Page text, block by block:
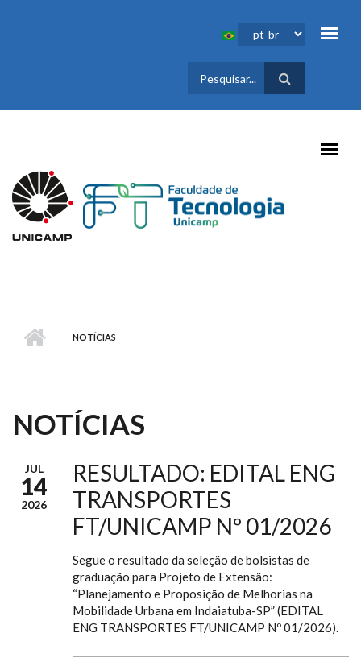
FORMULÁRIO
DE BUSCA
NOTÍCIAS
NOTÍCIAS
JUL
14
2026
RESULTADO: EDITAL ENG
TRANSPORTES
FT/UNICAMP Nº 01/2026
Segue o resultado da seleção de bolsistas de
graduação para Projeto de Extensão:
“Planejamento e Proposição de Melhorias na
Mobilidade Urbana em Indaiatuba-SP” (EDITAL
ENG TRANSPORTES FT/UNICAMP Nº 01/2026).